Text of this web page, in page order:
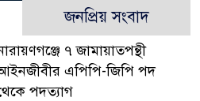
জনপ্রিয় সংবাদ
৭ জামায়াতপন্থী
এপিপি-জিপি পদ
পদত্যাগ